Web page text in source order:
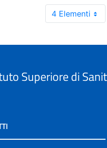
4 Elementi
Superiore di